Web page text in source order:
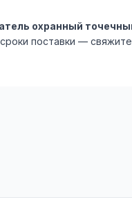
охранный
сроки поставки —